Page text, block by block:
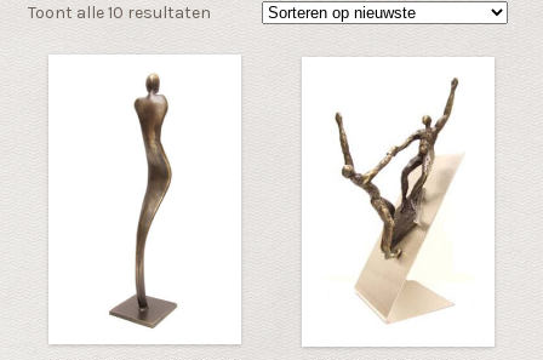
Toont alle 10 resultatenGesorteerd